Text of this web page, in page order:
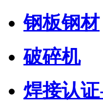
钢板钢材
破碎机
焊接认